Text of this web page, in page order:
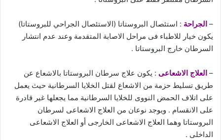
– الجراحة : استئصال البروستاتا (الاستئصال الجراحي للبروستاتا)
يكون خيار للاطباء فى مراحل الاصابة المتقدمة وعند عدم انتشار
السرطان خارج البروستاتا .
– العلاج الاشعاعى : يكون علاج سرطان البروستاتا بالاشعاع عن
طريق تسليط حزمة من الاشعاع لقتل الخلايا السرطانية حيث يعمل
على اتلاف الحمض النووى للخلايا السرطانية مما يجعلها غير قادرة
على الانقسام . ويوجد نوعان من العلاج الاشعاعى لسرطان
البروستاتا وهما العلاج الاشعاعى الخارجى أو العلاج الاشعاعى
الداخلى .